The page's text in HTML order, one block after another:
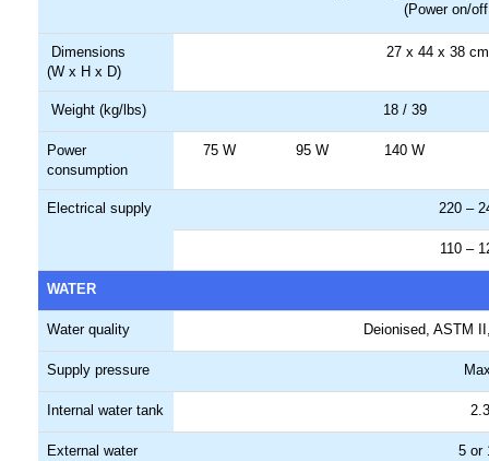
(Power on/
Dimensions
(W x H x D)
27 x 44 x 38
Weight (kg/lbs) 18 / 39
Power
consumption
75 W 95 W 140 W
Electrical supply 220 –
110 –
WATER
Water quality Deionised, ASTM
Supply pressure
Internal water tank
External water
5 or